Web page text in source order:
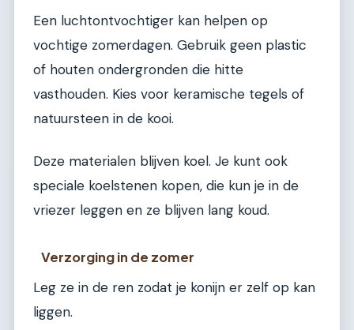
Een luchtontvochtiger kan helpen op
vochtige zomerdagen. Gebruik geen plastic
of houten ondergronden die hitte
vasthouden. Kies voor keramische tegels of
natuursteen in de kooi.
Deze materialen blijven koel. Je kunt ook
speciale koelstenen kopen, die kun je in de
vriezer leggen en ze blijven lang koud.
Verzorging in de zomer
Leg ze in de ren zodat je konijn er zelf op kan
liggen.